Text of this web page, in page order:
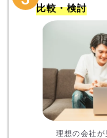
比較・検討
理想の会社